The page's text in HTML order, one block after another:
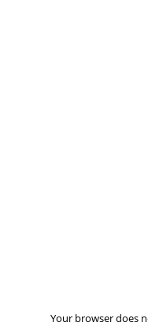
Your browser does